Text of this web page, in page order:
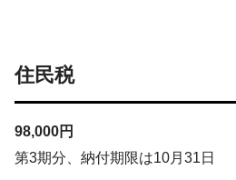
住民税
98,000円
第3期分、納付期限は10月31日